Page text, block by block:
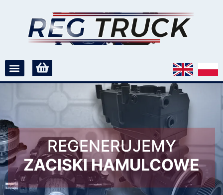
REGENERUJEMY
ZACISKI HAMULCOWE